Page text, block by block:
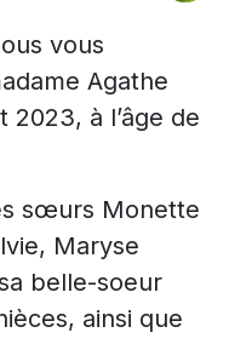
vous
Agathe
2023, à l’âge de
sœurs Monette
Maryse
belle-soeur
ainsi que